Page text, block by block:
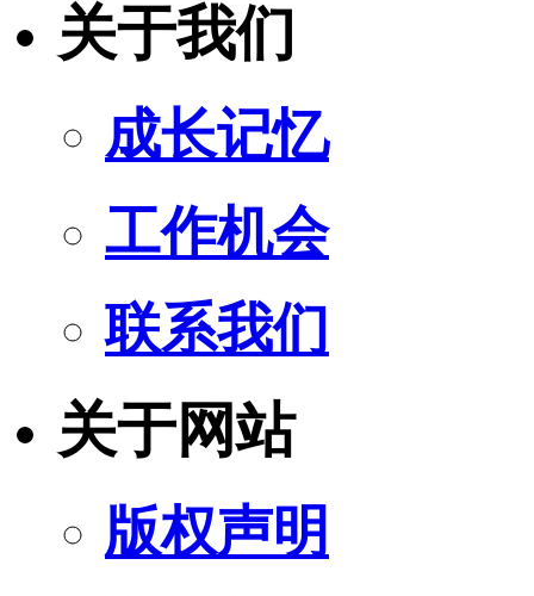
关于我们
成长记忆
工作机会
联系我们
关于网站
版权声明